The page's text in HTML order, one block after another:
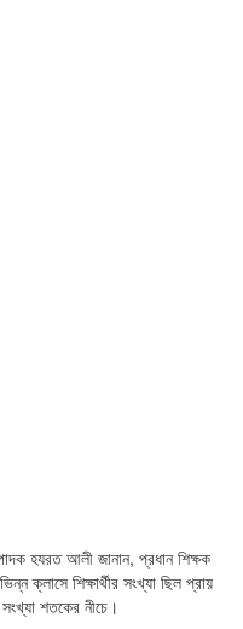
হযরত আলী জানান, প্রধান শিক্ষক
ক্লাসে শিক্ষার্থীর সংখ্যা ছিল প্রায়
শতকের নীচে।